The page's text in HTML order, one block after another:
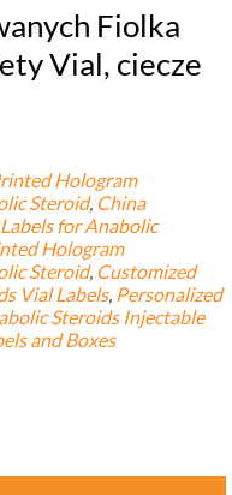
Fiolka
Vial, ciecze
Hologram
Steroid, China
for Anabolic
Hologram
Steroid, Customized
Vial Labels, Personalized
Steroids Injectable
and Boxes